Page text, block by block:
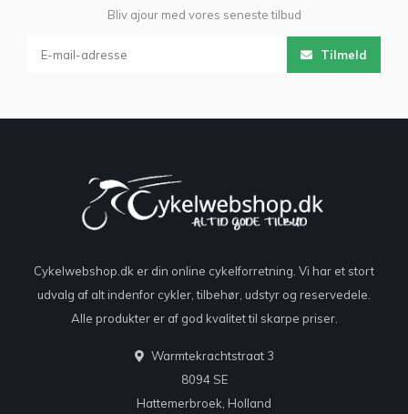
Bliv ajour med vores seneste tilbud
Tilmeld
Cykelwebshop.dk er din online cykelforretning. Vi har et stort
udvalg af alt indenfor cykler, tilbehør, udstyr og reservedele.
Alle produkter er af god kvalitet til skarpe priser.
Warmtekrachtstraat 3
8094 SE
Hattemerbroek, Holland